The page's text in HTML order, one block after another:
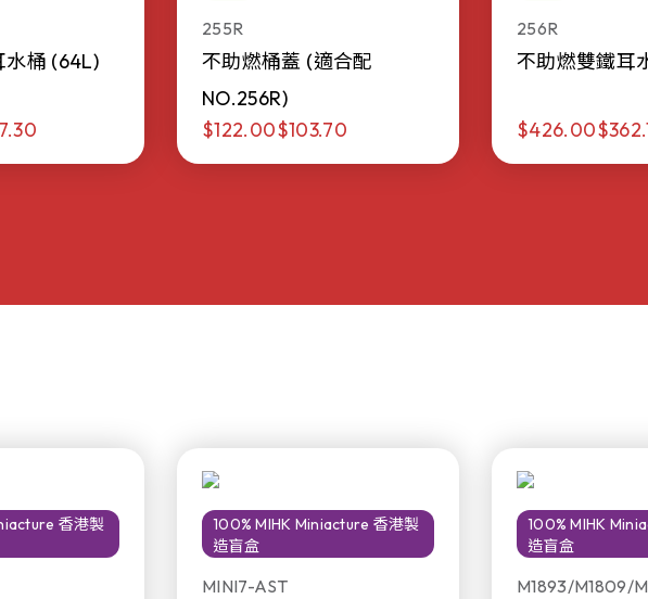
水桶 (64L)
255R
不助燃桶蓋 (適合配
NO.256R)
$122.00$103.70
256R
不助燃雙鐵耳
$426.00
香港製
100% MIHK Miniacture 香港製
造盲盒
MINI7-AST
100% MIHK
造盲盒
M1893/M1809/